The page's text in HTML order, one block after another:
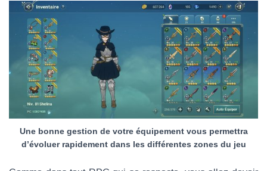
Une bonne gestion de votre équipement vous permettra
d’évoluer rapidement dans les différentes zones du jeu